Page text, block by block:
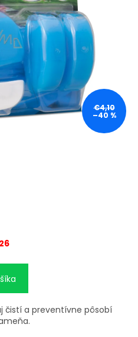
€4,10
–40 %
čistí a preventívne pôsobí